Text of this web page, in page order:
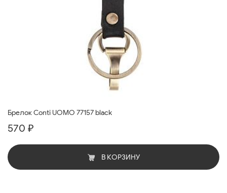
Брелок Conti UOMO 77157 black
570 ₽
В КОРЗИНУ